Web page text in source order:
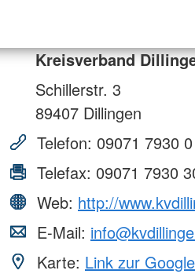
Kreisverband
Schillerstr. 3
89407 Dillingen
Telefon: 09071 7930 0
Telefax: 09071 7930
Web: http://
E-Mail:
Karte: Link zur